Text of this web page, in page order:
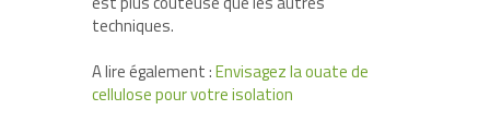
techniques.
A lire également :Envisagez la ouate de
cellulose pour votre isolation